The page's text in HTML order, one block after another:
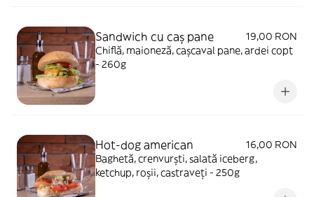
Sandwich cu caș pane
19,00 RON
Chiflă, maioneză, cașcaval pane, ardei copt
- 260g
Hot-dog american
16,00 RON
Baghetă, crenvurști, salată iceberg,
ketchup, roșii, castraveți - 250g